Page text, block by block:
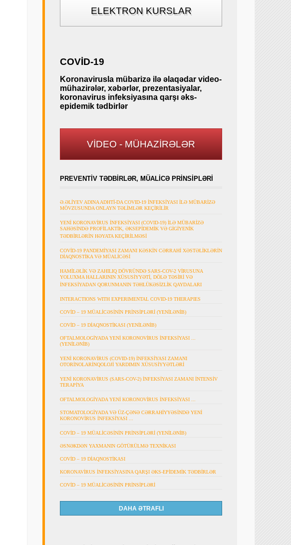
ELEKTRON KURSLAR
COVİD-19
Koronavirusla mübarizə ilə əlaqədar video-
mühazirələr, xəbərlər, prezentasiyalar,
koronavirus infeksiyasına qarşı əks-
epidemik tədbirlər
VİDEO - MÜHAZİRƏLƏR
PREVENTİV TƏDBİRLƏR, MÜALİCƏ PRİNSİPLƏRİ
Ə.ƏLİYEV ADINA ADHTİ-DA COVID-19 İNFEKSİYASI İLƏ MÜBARİZƏ
MÖVZUSUNDA ONLAYN TƏLİMLƏR KEÇİRİLİR
YENİ KORONAVİRUS İNFEKSİYASI (COVID-19) İLƏ MÜBARİZƏ
SAHƏSİNDƏ PROFİLAKTİK, ƏKSEPİDEMİK VƏ GİGİYENİK
TƏDBİRLƏRİN HƏYATA KEÇİRİLMƏSİ
COVİD-19 PANDEMİYASI ZAMANI KƏSKİN CƏRRAHİ XƏSTƏLİKLƏRİN
DİAQNOSTİKA VƏ MÜALİCƏSİ
HAMİLƏLİK VƏ ZAHILIQ DÖVRÜNDƏ SARS-COV-2 VİRUSUNA
YOLUXMA HALLARININ XÜSUSİYYƏTİ, DÖLƏ TƏSİRİ VƏ
İNFEKSİYADAN QORUNMANIN TƏHLÜKƏSİZLİK QAYDALARI
INTERACTIONS WITH EXPERIMENTAL COVID-19 THERAPIES
COVİD – 19 MÜALİCƏSİNİN PRİNSİPLƏRİ (YENİLƏNİB)
COVİD – 19 DİAQNOSTİKASI (YENİLƏNİB)
OFTALMOLOGİYADA YENİ KORONOVİRUS İNFEKSİYASI ...
(YENİLƏNİB)
YENİ KORONAVİRUS (COVID-19) İNFEKSİYASI ZAMANI
OTORİNOLARİNQOLOJİ YARDIMIN XÜSUSİYYƏTLƏRİ
YENİ KORONAVİRUS (SARS-COV-2) İNFEKSİYASI ZAMANI İNTENSİV
TERAPİYA
OFTALMOLOGİYADA YENİ KORONOVİRUS İNFEKSİYASI ...
STOMATOLOGİYADA VƏ ÜZ-ÇƏNƏ CƏRRAHİYYƏSİNDƏ YENİ
KORONOVİRUS İNFEKSİYASI ...
COVİD – 19 MÜALİCƏSİNİN PRİNSİPLƏRİ (YENİLƏNİB)
ƏSNƏKDƏN YAXMANIN GÖTÜRÜLMƏ TEXNİKASI
COVİD – 19 DİAQNOSTİKASI
KORONAVİRUS İNFEKSİYASINA QARŞI ƏKS-EPİDEMİK TƏDBİRLƏR
COVİD – 19 MÜALİCƏSİNİN PRİNSİPLƏRİ
DAHA ƏTRAFLI